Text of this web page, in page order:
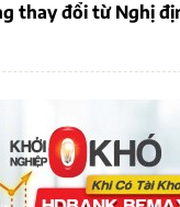
thay đổi từ Nghị